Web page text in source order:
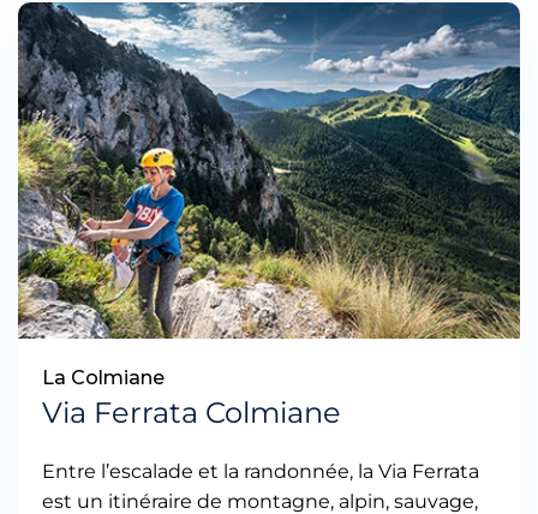
La Colmiane
Via Ferrata Colmiane
Entre l’escalade et la randonnée, la Via Ferrata
est un itinéraire de montagne, alpin, sauvage,